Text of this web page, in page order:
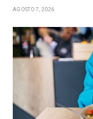
AGOSTO 7, 2026